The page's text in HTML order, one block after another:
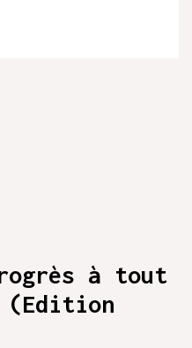
à tout